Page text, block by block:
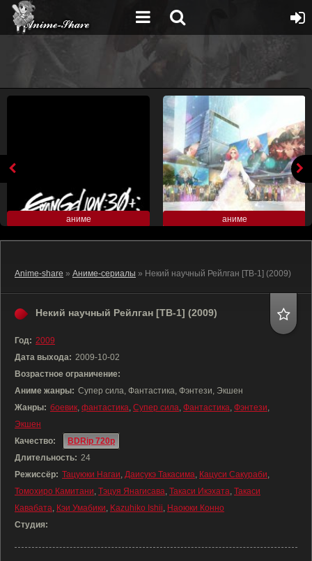
аниме аниме
Anime-share » Аниме-сериалы » Некий научный Рейлган [ТВ-1] (2009)
Некий научный Рейлган [ТВ-1] (2009)
Год: 2009
Дата выхода: 2009-10-02
Возрастное ограничение:
Аниме жанры: Супер сила, Фантастика, Фэнтези, Экшен
Жанры: боевик, фантастика, Супер сила, Фантастика, Фэнтези,
Экшен
Качество:
BDRip 720p
Длительность: 24
Режиссёр: Тацуюки Нагаи, Даисукэ Такасима, Кацуси Сакураби,
Томохиро Камитани, Тэцуя Янагисава, Такаси Икэхата, Такаси
Кавабата, Кэи Умабики, Kazuhiko Ishii, Наоюки Конно
Студия: